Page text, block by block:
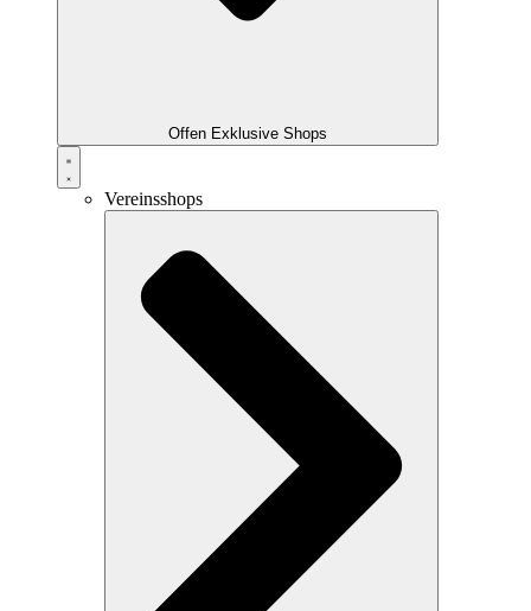
Offen Exklusive Shops
Vereinsshops